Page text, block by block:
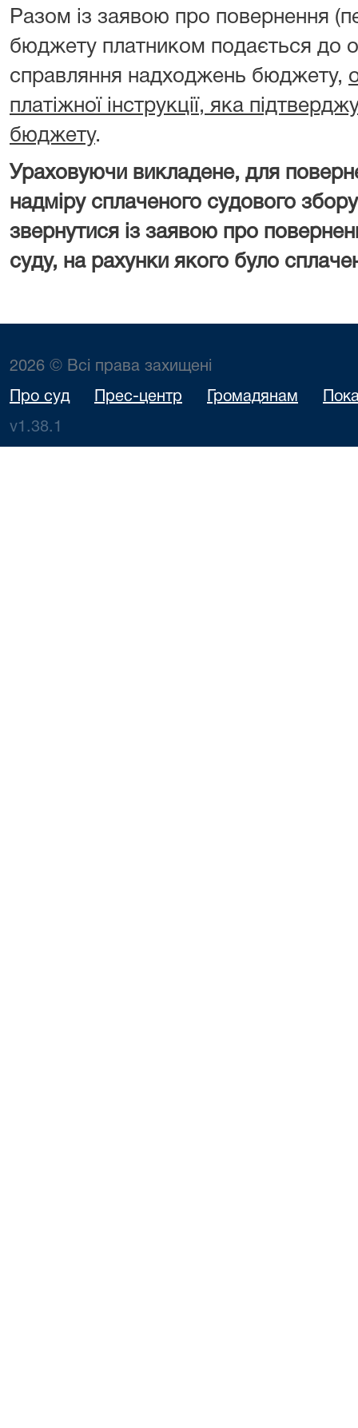
Разом із заявою про повернення
бюджету платником подається до
справляння надходжень бюджету,
платіжної інструкції, яка
бюджету.
Ураховуючи викладене, для
надміру сплаченого судового
звернутися із заявою про
суду, на рахунки якого було
2026 © Всі права захищені
Про суд Прес-центр Громадянам
v1.38.1